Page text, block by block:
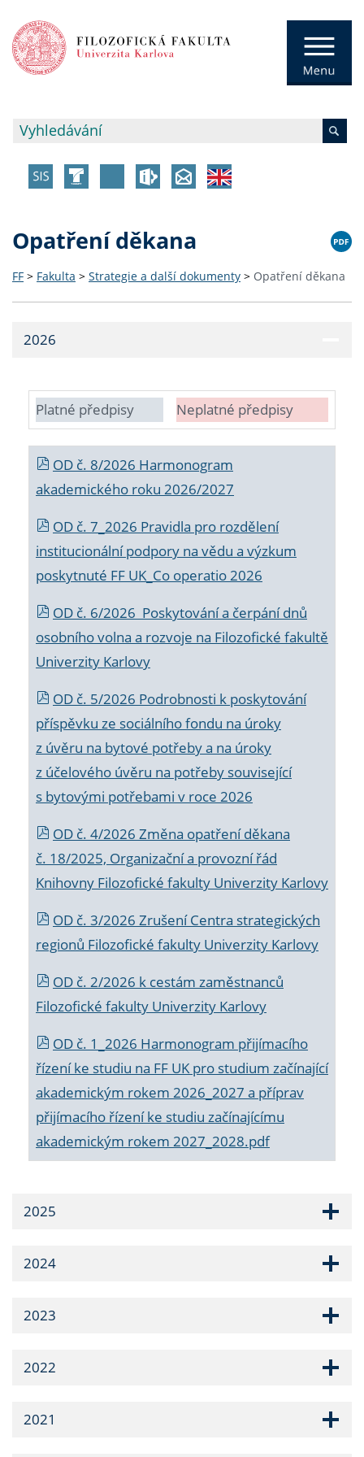
Opatření děkana
FF > Fakulta > Strategie a další dokumenty > Opatření děkana
2026
Platné předpisy Neplatné předpisy
OD č. 8/2026 Harmonogram
akademického roku 2026/2027
OD č. 7_2026 Pravidla pro rozdělení
institucionální podpory na vědu a výzkum
poskytnuté FF UK_Co operatio 2026
OD č. 6/2026 Poskytování a čerpání dnů
osobního volna a rozvoje na Filozofické fakultě
Univerzity Karlovy
OD č. 5/2026 Podrobnosti k poskytování
příspěvku ze sociálního fondu na úroky
z úvěru na bytové potřeby a na úroky
z účelového úvěru na potřeby související
s bytovými potřebami v roce 2026
OD č. 4/2026 Změna opatření děkana
č. 18/2025, Organizační a provozní řád
Knihovny Filozofické fakulty Univerzity Karlovy
OD č. 3/2026 Zrušení Centra strategických
regionů Filozofické fakulty Univerzity Karlovy
OD č. 2/2026 k cestám zaměstnanců
Filozofické fakulty Univerzity Karlovy
OD č. 1_2026 Harmonogram přijímacího
řízení ke studiu na FF UK pro studium začínající
akademickým rokem 2026_2027 a příprav
přijímacího řízení ke studiu začínajícímu
akademickým rokem 2027_2028.pdf
2025
2024
2023
2022
2021